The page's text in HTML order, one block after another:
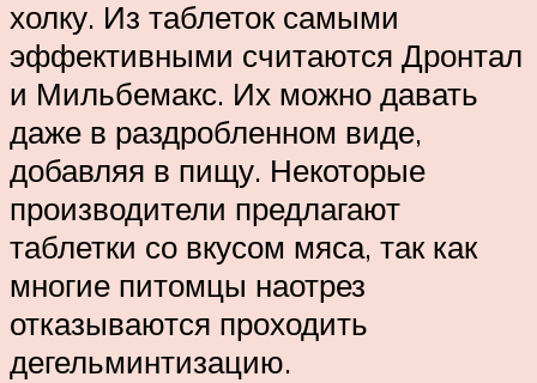
холку. Из таблеток самыми
эффективными считаются Дронтал
и Мильбемакс. Их можно давать
даже в раздробленном виде,
добавляя в пищу. Некоторые
производители предлагают
таблетки со вкусом мяса, так как
многие питомцы наотрез
отказываются проходить
дегельминтизацию.